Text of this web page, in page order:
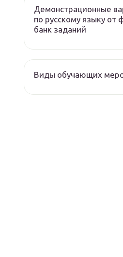
Демонстрационные
по русскому языку
банк заданий
Виды обучающих